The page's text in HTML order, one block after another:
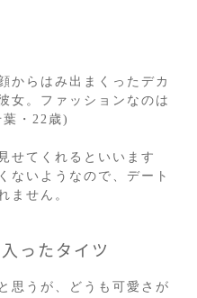
からはみ出まくったデカ
女。ファッションなのは
・22歳)
せてくれるといいます
いようなので、デート
ません。
ったタイツ
思うが、どうも可愛さが